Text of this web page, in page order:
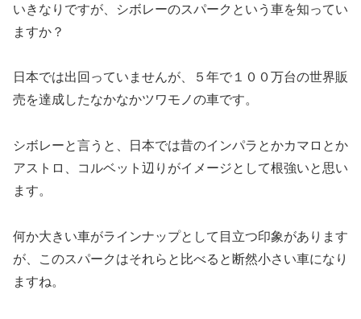
いきなりですが、シボレーのスパークという車を知ってい
ますか？
日本では出回っていませんが、５年で１００万台の世界販
売を達成したなかなかツワモノの車です。
シボレーと言うと、日本では昔のインパラとかカマロとか
アストロ、コルベット辺りがイメージとして根強いと思い
ます。
何か大きい車がラインナップとして目立つ印象があります
が、このスパークはそれらと比べると断然小さい車になり
ますね。